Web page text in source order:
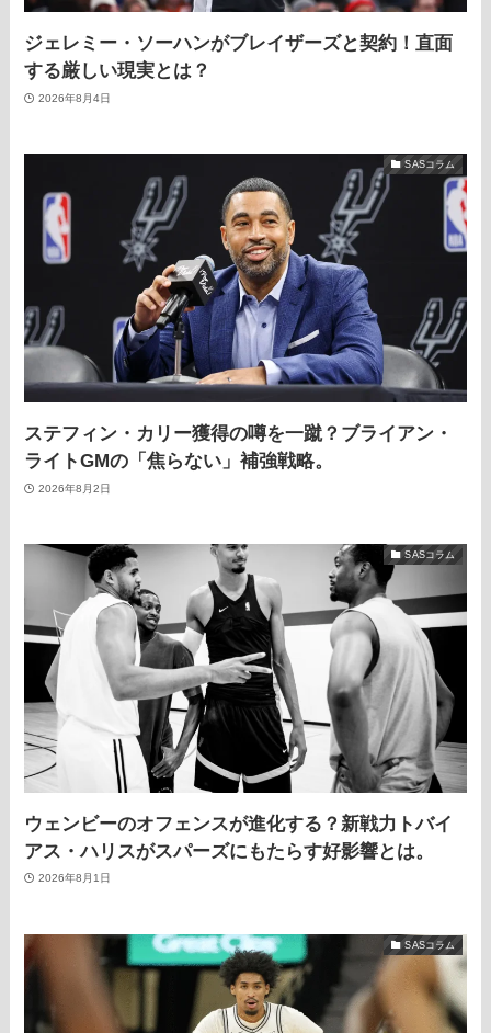
ジェレミー・ソーハンがブレイザーズと契約！直面
する厳しい現実とは？
2026年8月4日
SASコラム
ステフィン・カリー獲得の噂を一蹴？ブライアン・
ライトGMの「焦らない」補強戦略。
2026年8月2日
SASコラム
ウェンビーのオフェンスが進化する？新戦力トバイ
アス・ハリスがスパーズにもたらす好影響とは。
2026年8月1日
SASコラム